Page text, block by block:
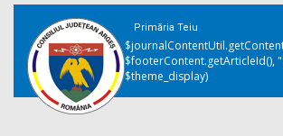
Primăria Teiu
$footerContent.getArticleId(),
$theme_display)